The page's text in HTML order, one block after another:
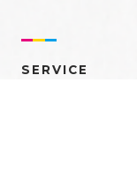
SERVICE